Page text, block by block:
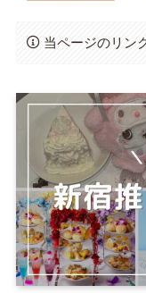
当ページのリン